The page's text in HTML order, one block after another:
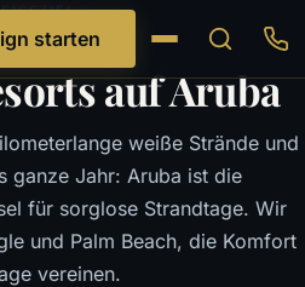
starten
auf Aruba
weiße Strände und
ganze Jahr: Aruba ist die
für sorglose Strandtage. Wir
und Palm Beach, die Komfort
vereinen.